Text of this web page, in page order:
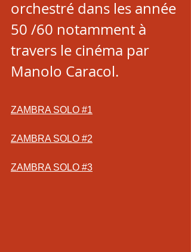
orchestré dans les année
50 /60 notamment à
travers le cinéma par
Manolo Caracol.
ZAMBRA SOLO #1
ZAMBRA SOLO #2
ZAMBRA SOLO #3